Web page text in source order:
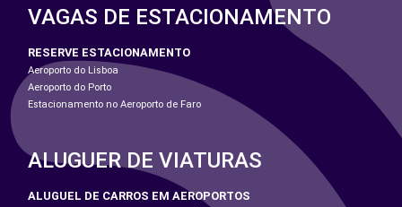
VAGAS DE ESTACIONAMENTO
RESERVE ESTACIONAMENTO
Aeroporto do Lisboa
Aeroporto do Porto
Estacionamento no Aeroporto de Faro
ALUGUER DE VIATURAS
ALUGUEL DE CARROS EM AEROPORTOS